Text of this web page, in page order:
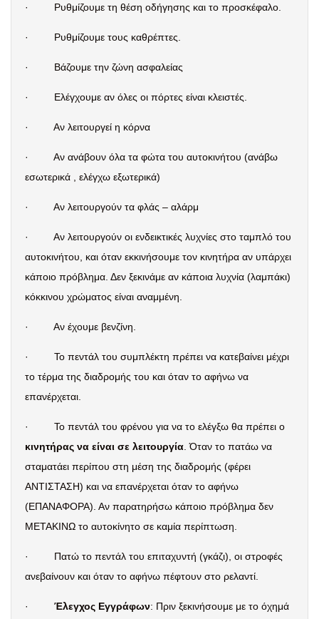
· Ρυθμίζουμε τη θέση οδήγησης και το προσκέφαλο.
· Ρυθμίζουμε τους καθρέπτες.
· Βάζουμε την ζώνη ασφαλείας
· Ελέγχουμε αν όλες οι πόρτες είναι κλειστές.
· Αν λειτουργεί η κόρνα
· Αν ανάβουν όλα τα φώτα του αυτοκινήτου (ανάβω
εσωτερικά , ελέγχω εξωτερικά)
· Αν λειτουργούν τα φλάς – αλάρμ
· Αν λειτουργούν οι ενδεικτικές λυχνίες στο ταμπλό του
αυτοκινήτου, και όταν εκκινήσουμε τον κινητήρα αν υπάρχει
κάποιο πρόβλημα. Δεν ξεκινάμε αν κάποια λυχνία (λαμπάκι)
κόκκινου χρώματος είναι αναμμένη.
· Αν έχουμε βενζίνη.
· Το πεντάλ του συμπλέκτη πρέπει να κατεβαίνει μέχρι
το τέρμα της διαδρομής του και όταν το αφήνω να
επανέρχεται.
· Το πεντάλ του φρένου για να το ελέγξω θα πρέπει ο
κινητήρας να είναι σε λειτουργία . Όταν το πατάω να
σταματάει περίπου στη μέση της διαδρομής (φέρει
ΑΝΤΙΣΤΑΣΗ) και να επανέρχεται όταν το αφήνω
(ΕΠΑΝΑΦΟΡΑ). Αν παρατηρήσω κάποιο πρόβλημα δεν
ΜΕΤΑΚΙΝΩ το αυτοκίνητο σε καμία περίπτωση.
· Πατώ το πεντάλ του επιταχυντή (γκάζι), οι στροφές
ανεβαίνουν και όταν το αφήνω πέφτουν στο ρελαντί.
· Έλεγχος Εγγράφων: Πριν ξεκινήσουμε με το όχημά